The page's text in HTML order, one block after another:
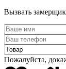
Вызвать
Пожалуйста,